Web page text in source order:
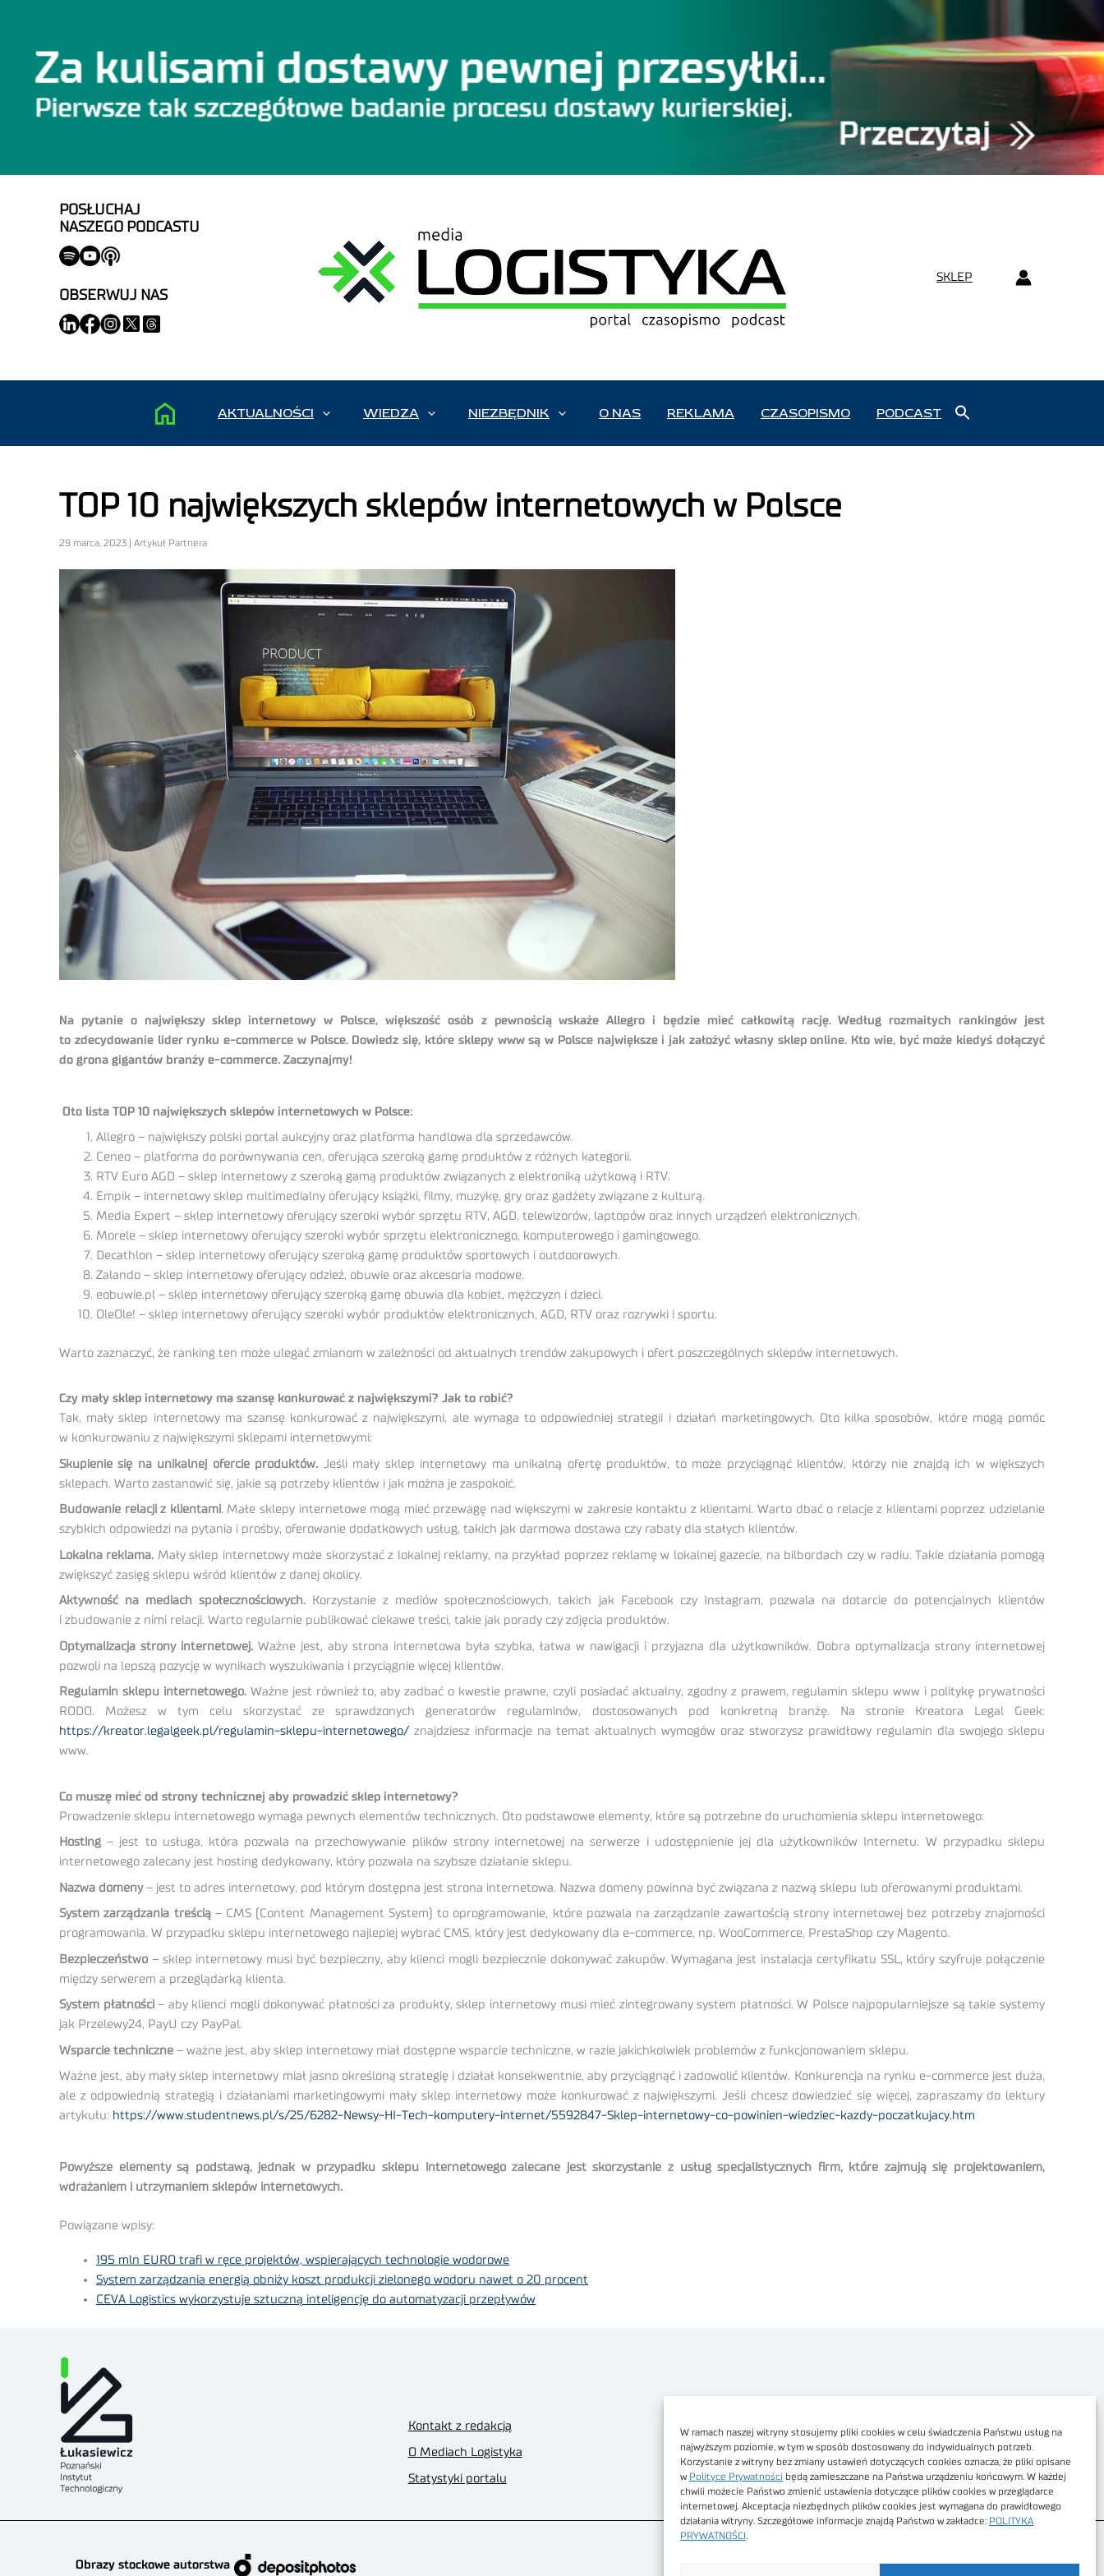
W ramach naszej witryny stosujemy pliki cookies w celu świadczenia Państwu usług na
najwyższym poziomie, w tym w sposób dostosowany do indywidualnych potrzeb.
Korzystanie z witryny bez zmiany ustawień dotyczących cookies oznacza, że pliki opisane
w Polityce Prywatności będą zamieszczane na Państwa urządzeniu końcowym. W każdej
chwili możecie Państwo zmienić ustawienia dotyczące plików cookies w przeglądarce
internetowej. Akceptacja niezbędnych plików cookies jest wymagana do prawidłowego
działania witryny. Szczegółowe informacje znajdą Państwo w zakładce: POLITYKA
PRYWATNOŚCI
POSŁUCHAJ
NASZEGO PODCASTU
OBSERWUJ NAS
SKLEP
AKTUALNOŚCI WIEDZA NIEZBĘDNIK O NAS REKLAMA CZASOPISMO PODCAST
TOP 10 największych sklepów internetowych w Polsce
29 marca, 2023 | Artykuł Partnera
Na pytanie o największy sklep internetowy w Polsce, większość osób z pewnością wskaże Allegro i będzie mieć całkowitą rację. Według rozmaitych rankingów jest
to zdecydowanie lider rynku e-commerce w Polsce. Dowiedz się, które sklepy www są w Polsce największe i jak założyć własny sklep online. Kto wie, być może kiedyś dołączyć
do grona gigantów branży e-commerce. Zaczynajmy!
Oto lista TOP 10 największych sklepów internetowych w Polsce:
Allegro – największy polski portal aukcyjny oraz platforma handlowa dla sprzedawców.
Ceneo – platforma do porównywania cen, oferująca szeroką gamę produktów z różnych kategorii.
RTV Euro AGD – sklep internetowy z szeroką gamą produktów związanych z elektroniką użytkową i RTV.
Empik – internetowy sklep multimedialny oferujący książki, filmy, muzykę, gry oraz gadżety związane z kulturą.
Media Expert – sklep internetowy oferujący szeroki wybór sprzętu RTV, AGD, telewizorów, laptopów oraz innych urządzeń elektronicznych.
Morele – sklep internetowy oferujący szeroki wybór sprzętu elektronicznego, komputerowego i gamingowego.
Decathlon – sklep internetowy oferujący szeroką gamę produktów sportowych i outdoorowych.
Zalando – sklep internetowy oferujący odzież, obuwie oraz akcesoria modowe.
eobuwie.pl – sklep internetowy oferujący szeroką gamę obuwia dla kobiet, mężczyzn i dzieci.
OleOle! – sklep internetowy oferujący szeroki wybór produktów elektronicznych, AGD, RTV oraz rozrywki i sportu.
Warto zaznaczyć, że ranking ten może ulegać zmianom w zależności od aktualnych trendów zakupowych i ofert poszczególnych sklepów internetowych.
Czy mały sklep internetowy ma szansę konkurować z największymi? Jak to robić?
Tak, mały sklep internetowy ma szansę konkurować z największymi, ale wymaga to odpowiedniej strategii i działań marketingowych. Oto kilka sposobów, które mogą pomóc
w konkurowaniu z największymi sklepami internetowymi:
Skupienie się na unikalnej ofercie produktów.
Jeśli mały sklep internetowy ma unikalną ofertę produktów, to może przyciągnąć klientów, którzy nie znajdą ich w większych
sklepach. Warto zastanowić się, jakie są potrzeby klientów i jak można je zaspokoić.
Budowanie relacji z klientami. Małe sklepy internetowe mogą mieć przewagę nad większymi w zakresie kontaktu z klientami. Warto dbać o relacje z klientami poprzez udzielanie
szybkich odpowiedzi na pytania i prośby, oferowanie dodatkowych usług, takich jak darmowa dostawa czy rabaty dla stałych klientów.
Lokalna reklama. Mały sklep internetowy może skorzystać z lokalnej reklamy, na przykład poprzez reklamę w lokalnej gazecie, na bilbordach czy w radiu. Takie działania pomogą
zwiększyć zasięg sklepu wśród klientów z danej okolicy.
Aktywność na mediach społecznościowych. Korzystanie z mediów społecznościowych, takich jak Facebook czy Instagram, pozwala na dotarcie do potencjalnych klientów
i zbudowanie z nimi relacji. Warto regularnie publikować ciekawe treści, takie jak porady czy zdjęcia produktów.
Optymalizacja strony internetowej. Ważne jest, aby strona internetowa była szybka, łatwa w nawigacji i przyjazna dla użytkowników. Dobra optymalizacja strony internetowej
pozwoli na lepszą pozycję w wynikach wyszukiwania i przyciągnie więcej klientów.
Regulamin sklepu internetowego. Ważne jest również to, aby zadbać o kwestie prawne, czyli posiadać aktualny, zgodny z prawem, regulamin sklepu www i politykę prywatności
RODO. Możesz w tym celu skorzystać ze sprawdzonych generatorów regulaminów, dostosowanych pod konkretną branżę. Na stronie Kreatora Legal Geek:
https://kreator.legalgeek.pl/regulamin-sklepu-internetowego/ znajdziesz informacje na temat aktualnych wymogów oraz stworzysz prawidłowy regulamin dla swojego sklepu
www.
Co muszę mieć od strony technicznej aby prowadzić sklep internetowy?
Prowadzenie sklepu internetowego wymaga pewnych elementów technicznych. Oto podstawowe elementy, które są potrzebne do uruchomienia sklepu internetowego:
Hosting– jest to usługa, która pozwala na przechowywanie plików strony internetowej na serwerze i udostępnienie jej dla użytkowników Internetu. W przypadku sklepu
internetowego zalecany jest hosting dedykowany, który pozwala na szybsze działanie sklepu.
Nazwa domeny– jest to adres internetowy, pod którym dostępna jest strona internetowa. Nazwa domeny powinna być związana z nazwą sklepu lub oferowanymi produktami.
System zarządzania treścią– CMS (Content Management System) to oprogramowanie, które pozwala na zarządzanie zawartością strony internetowej bez potrzeby znajomości
programowania. W przypadku sklepu internetowego najlepiej wybrać CMS, który jest dedykowany dla e-commerce, np. WooCommerce, PrestaShop czy Magento.
Bezpieczeństwo – sklep internetowy musi być bezpieczny, aby klienci mogli bezpiecznie dokonywać zakupów. Wymagana jest instalacja certyfikatu SSL, który szyfruje połączenie
między serwerem a przeglądarką klienta.
System płatności– aby klienci mogli dokonywać płatności za produkty, sklep internetowy musi mieć zintegrowany system płatności. W Polsce najpopularniejsze są takie systemy
jak Przelewy24, PayU czy PayPal.
Wsparcie techniczne – ważne jest, aby sklep internetowy miał dostępne wsparcie techniczne, w razie jakichkolwiek problemów z funkcjonowaniem sklepu.
Ważne jest, aby mały sklep internetowy miał jasno określoną strategię i działał konsekwentnie, aby przyciągnąć i zadowolić klientów. Konkurencja na rynku e-commerce jest duża,
ale z odpowiednią strategią i działaniami marketingowymi mały sklep internetowy może konkurować z największymi. Jeśli chcesz dowiedzieć się więcej, zapraszamy do lektury
artykułu: https://www.studentnews.pl/s/25/6282-Newsy-HI-Tech-komputery-internet/5592847-Sklep-internetowy-co-powinien-wiedziec-kazdy-poczatkujacy.htm
Powyższe elementy są podstawą, jednak w przypadku sklepu internetowego zalecane jest skorzystanie z usług specjalistycznych firm, które zajmują się projektowaniem,
wdrażaniem i utrzymaniem sklepów internetowych.
Powiązane wpisy:
195 mln EURO trafi w ręce projektów, wspierających technologie wodorowe
System zarządzania energią obniży koszt produkcji zielonego wodoru nawet o 20 procent
CEVA Logistics wykorzystuje sztuczną inteligencję do automatyzacji przepływów
Kontakt z redakcją
O Mediach Logistyka
Statystyki portalu
Dostępność cyfrowa
Regulamin Portalu
Regulamin sklepu
Obrazy stockowe autorstwa